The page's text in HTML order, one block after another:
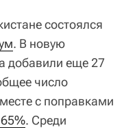
состоялся
. В новую
добавили еще 27
число
с поправками
. Среди